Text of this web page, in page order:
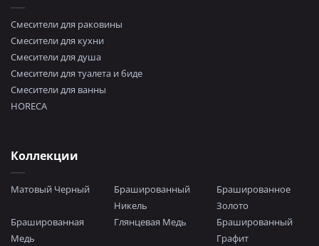
Смесители для раковины
Смесители для кухни
Смесители для душа
Смесители для туалета и биде
Смесители для ванны
HORECA
Коллекции
Матовый Черный
Брашированный
Никель
Брашированное
Золото
Брашированная
Медь
Глянцевая Медь
Брашированный
Графит